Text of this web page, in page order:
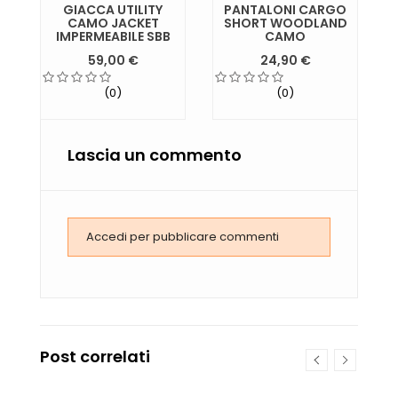
GIACCA UTILITY
CAMO JACKET
IMPERMEABILE SBB
59,00 €
(0)
PANTALONI CARGO
SHORT WOODLAND
CAMO
24,90 €
(0)
Lascia un commento
Accedi per pubblicare commenti
Post correlati